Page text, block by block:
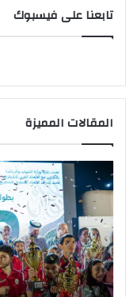
تابعنا على فيسبوك
المقالات المميزة
الشباب
والرياضة
يهنئ
منتخب
مصر
للشطرنج